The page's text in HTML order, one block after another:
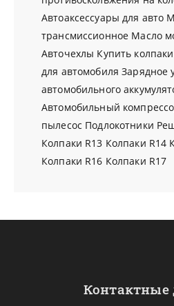
Автоаксессуары для авто
трансмиссионное Масло
Авточехлы Купить
для автомобиля Зарядное
автомобильного
Автомобильный
пылесос Подлокотники
Колпаки R13 Колпаки R14
Колпаки R16 Колпаки R17
Контактные